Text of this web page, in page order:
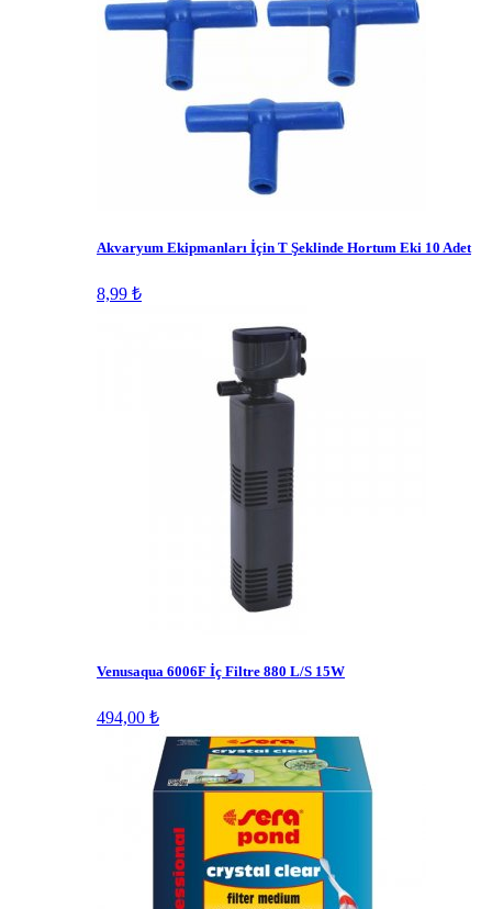
Akvaryum Ekipmanları İçin T Şeklinde Hortum Eki 10 Adet
8,99 ₺
Venusaqua 6006F İç Filtre 880 L/S 15W
494,00 ₺